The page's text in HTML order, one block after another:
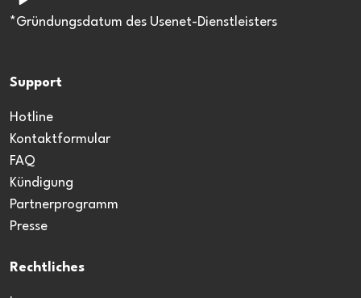
*Gründungsdatum des Usenet-Dienstleisters
Support
Hotline
Kontaktformular
FAQ
Kündigung
Partnerprogramm
Presse
Rechtliches